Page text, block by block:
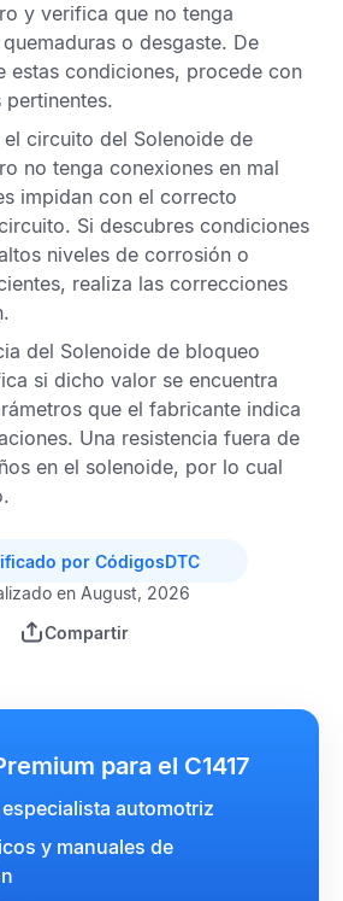
y verifica que no tenga
o desgaste. De
estas condiciones, procede con
pertinentes.
circuito del Solenoide de
no tenga conexiones en mal
impidan con el correcto
Si descubres condiciones
niveles de corrosión o
realiza las correcciones
del Solenoide de bloqueo
si dicho valor se encuentra
que el fabricante indica
Una resistencia fuera de
en el solenoide, por lo cual
por CódigosDTC
en August, 2026
Compartir
para el C1417
automotriz
y manuales de